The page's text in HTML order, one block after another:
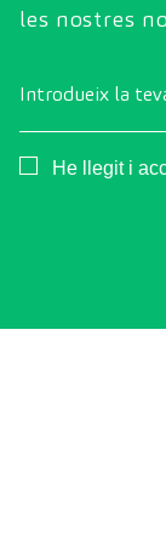
les nostres
Introdueix la
Consentimiento
He llegit i